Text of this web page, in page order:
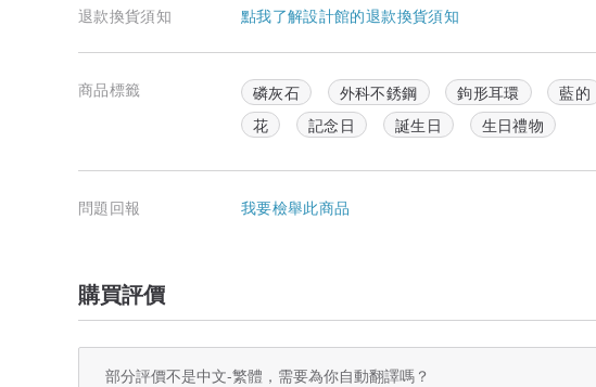
退款換貨須知 點我了解設計館的退款換貨須知
商品標籤 磷灰石 外科不銹鋼 鉤形耳環 藍的
花
記念日 誕生日 生日禮物
問題回報 我要檢舉此商品
購買評價
部分評價不是中文-繁體，需要為你自動翻譯嗎？